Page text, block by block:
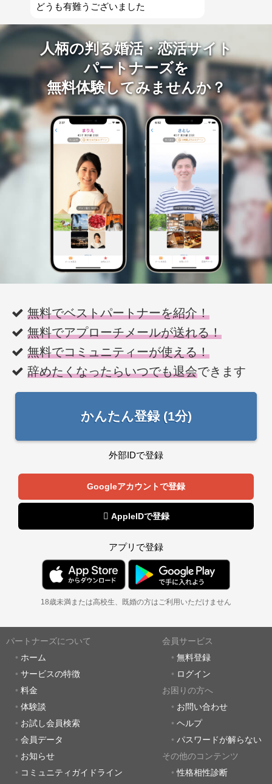
どうも有難うございました
人柄の判る婚活・恋活サイト
パートナーズを
無料体験してみませんか？
無料でベストパートナーを紹介！
無料でアプローチメールが送れる！
無料でコミュニティーが使える！
辞めたくなったらいつでも退会できます
かんたん登録 (1分)
外部IDで登録
Googleアカウントで登録
 AppleIDで登録
アプリで登録
18歳未満または高校生、既婚の方はご利用いただけません
パートナーズについて
ホーム
サービスの特徴
料金
体験談
お試し会員検索
会員データ
お知らせ
コミュニティガイドライン
会員サービス
無料登録
ログイン
お困りの方へ
お問い合わせ
ヘルプ
パスワードが解らない
その他のコンテンツ
性格相性診断